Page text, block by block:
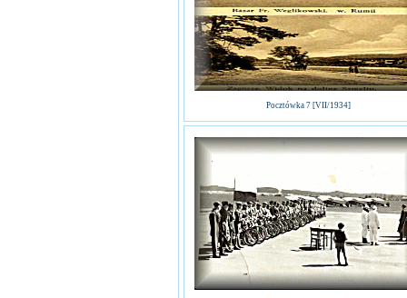
Pocztówka 7 [VII/1934]